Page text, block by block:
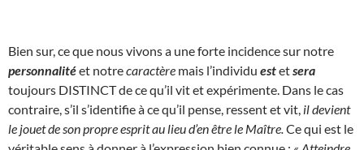
Bien sur, ce que nous vivons a une forte incidence sur notre
personnalitéet notrecaractère mais l’individu estetsera
toujours DISTINCT de ce qu’il vit et expérimente. Dans le cas
contraire, s’il s’identifie à ce qu’il pense, ressent et vit, il devient
le jouet de son propre esprit au lieu d’en être le Maître. Ce qui est le